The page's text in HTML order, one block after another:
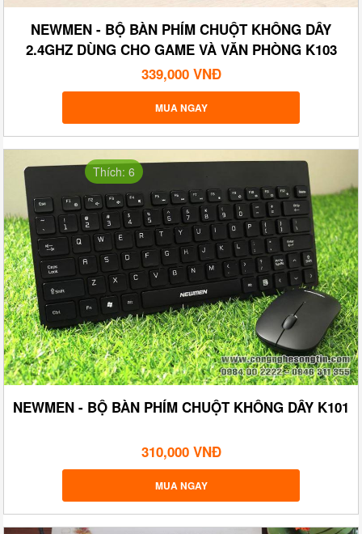
NEWMEN - BỘ BÀN PHÍM CHUỘT KHÔNG DÂY
2.4GHZ DÙNG CHO GAME VÀ VĂN PHÒNG K103
339,000 VNĐ
MUA NGAY
Thích: 6
NEWMEN - BỘ BÀN PHÍM CHUỘT KHÔNG DÂY K101
310,000 VNĐ
MUA NGAY